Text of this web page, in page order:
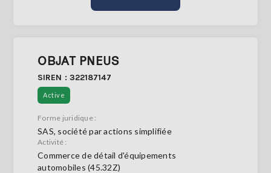
OBJAT PNEUS
SIREN : 322187147
Active
Forme juridique :
SAS, société par actions simplifiée
Activité :
Commerce de détail d'équipements
automobiles (45.32Z)